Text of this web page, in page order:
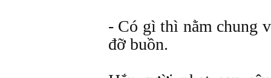
- Có gì thì nằm chung
đỡ buồn.